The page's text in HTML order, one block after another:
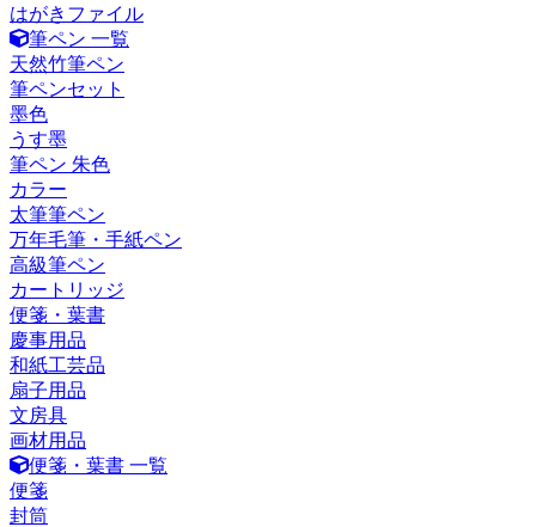
はがきファイル
筆ペン 一覧
天然竹筆ペン
筆ペンセット
墨色
うす墨
筆ペン 朱色
カラー
太筆筆ペン
万年毛筆・手紙ペン
高級筆ペン
カートリッジ
便箋・葉書
慶事用品
和紙工芸品
扇子用品
文房具
画材用品
便箋・葉書 一覧
便箋
封筒